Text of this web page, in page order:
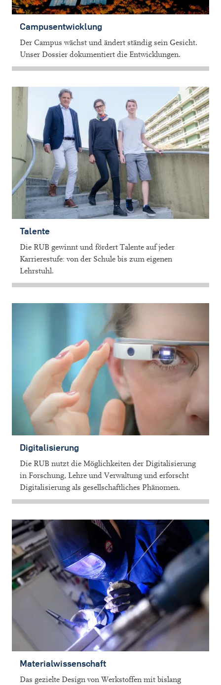
Campusentwicklung
Der Campus wächst und ändert ständig sein Gesicht.
Unser Dossier dokumentiert die Entwicklungen.
Talente
Die RUB gewinnt und fördert Talente auf jeder
Karrierestufe: von der Schule bis zum eigenen
Lehrstuhl.
Digitalisierung
Die RUB nutzt die Möglichkeiten der Digitalisierung
in Forschung, Lehre und Verwaltung und erforscht
Digitalisierung als gesellschaftliches Phänomen.
Materialwissenschaft
Das gezielte Design von Werkstoffen mit bislang